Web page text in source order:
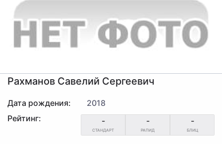
Рахманов Савелий Сергеевич
Дата рождения:
2018
Рейтинг:
-
СТАНДАРТ
-
РАПИД
-
БЛИЦ